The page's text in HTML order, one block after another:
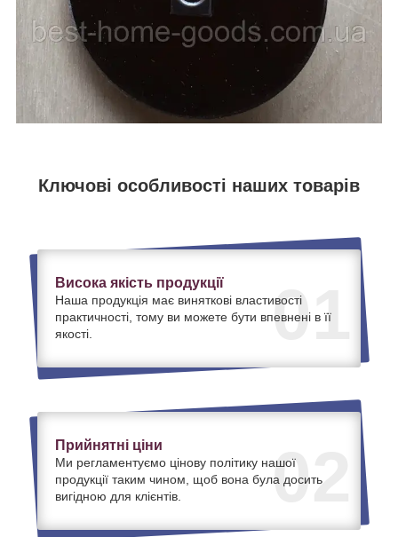
Ключові особливості наших товарів
01
Висока якість продукції
Наша продукція має виняткові властивості
практичності, тому ви можете бути впевнені в її
якості.
02
Прийнятні ціни
Ми регламентуємо цінову політику нашої
продукції таким чином, щоб вона була досить
вигідною для клієнтів.